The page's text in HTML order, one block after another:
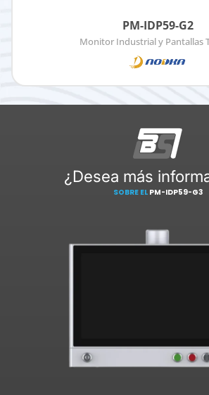
PM-IDP59-G2
Monitor Industrial y Pantallas
¿Desea más
SOBRE EL PM-IDP59-G3